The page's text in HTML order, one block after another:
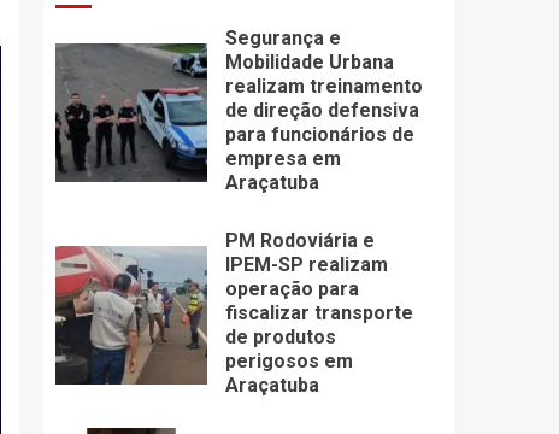
Segurança e
Mobilidade Urbana
realizam treinamento
de direção defensiva
para funcionários de
empresa em
Araçatuba
PM Rodoviária e
IPEM-SP realizam
operação para
fiscalizar transporte
de produtos
perigosos em
Araçatuba